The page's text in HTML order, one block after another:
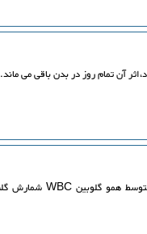
آن تمام روز در بدن باقی می ماند.